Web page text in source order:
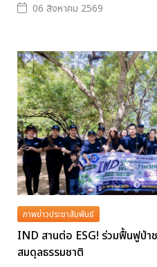
06 สิงหาคม 2569
ภาพข่าวประชาสัมพันธ์
IND สานต่อ ESG! ร่วมฟื้นฟูป่า
สมดุลธรรมชาติ